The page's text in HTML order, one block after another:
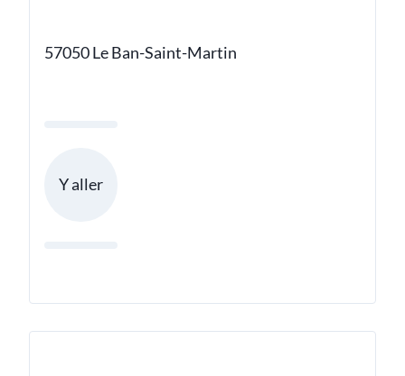
57050 Le Ban-Saint-Martin
Y aller